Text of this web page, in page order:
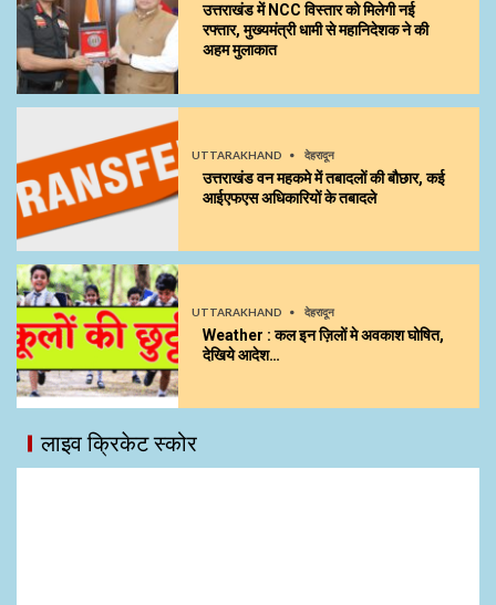
उत्तराखंड में NCC विस्तार को मिलेगी नई
रफ्तार, मुख्यमंत्री धामी से महानिदेशक ने की
अहम मुलाकात
UTTARAKHAND देहरादून
उत्तराखंड वन महकमे में तबादलों की बौछार, कई
आईएफएस अधिकारियों के तबादले
UTTARAKHAND देहरादून
Weather : कल इन ज़िलों मे अवकाश घोषित,
देखिये आदेश…
लाइव क्रिकेट स्कोर